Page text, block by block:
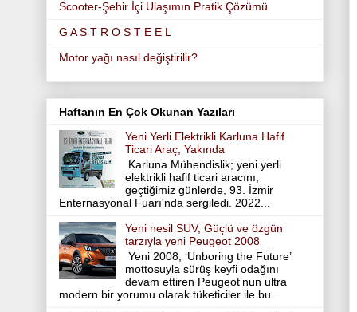
Scooter-Şehir İçi Ulaşımın Pratik Çözümü
G A S T R O S T E E L
Motor yağı nasıl değiştirilir?
Haftanın En Çok Okunan Yazıları
Yeni Yerli Elektrikli Karluna Hafif
Ticari Araç, Yakında
Karluna Mühendislik; yeni yerli
elektrikli hafif ticari aracını,
geçtiğimiz günlerde, 93. İzmir
Enternasyonal Fuarı'nda sergiledi. 2022...
Yeni nesil SUV; Güçlü ve özgün
tarzıyla yeni Peugeot 2008
Yeni 2008, ‘Unboring the Future’
mottosuyla sürüş keyfi odağını
devam ettiren Peugeot’nun ultra
modern bir yorumu olarak tüketiciler ile bu...